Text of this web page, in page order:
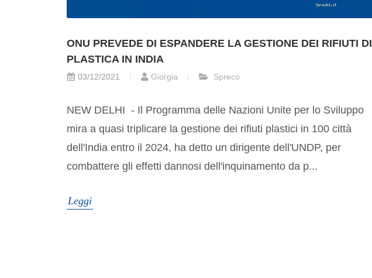
ONU PREVEDE DI ESPANDERE LA GESTIONE DEI RIFIUTI DI
PLASTICA IN INDIA
03/12/2021 Giorgia Spreco
NEW DELHI - Il Programma delle Nazioni Unite per lo Sviluppo
mira a quasi triplicare la gestione dei rifiuti plastici in 100 città
dell'India entro il 2024, ha detto un dirigente dell'UNDP, per
combattere gli effetti dannosi dell'inquinamento da p...
Leggi